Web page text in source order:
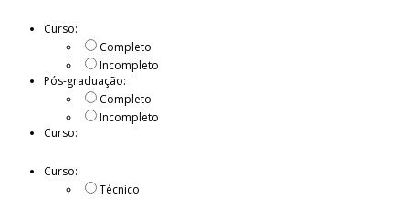
Curso:
Completo
Incompleto
Pós-graduação:
Completo
Incompleto
Curso:
Curso:
Técnico